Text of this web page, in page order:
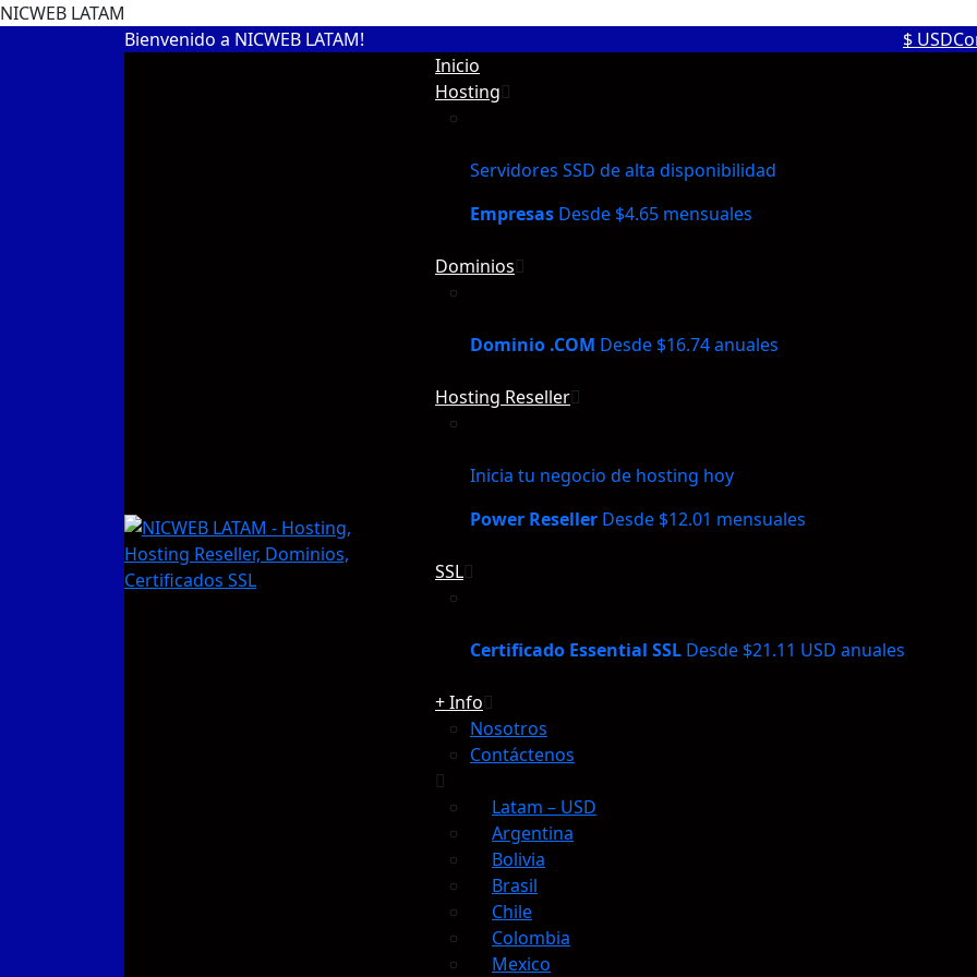
NICWEB LATAM
Bienvenido a NICWEB LATAM!
$ USD
Inicio
Hosting
Servidores SSD de alta disponibilidad
Empresas Desde $4.65 mensuales
Dominios
Dominio .COM Desde $16.74 anuales
Hosting Reseller
Inicia tu negocio de hosting hoy
Power Reseller Desde $12.01 mensuales
SSL
Certificado Essential SSL Desde $21.11 USD anuales
+ Info
Nosotros
Contáctenos
Latam – USD
Argentina
Bolivia
Brasil
Chile
Colombia
Mexico